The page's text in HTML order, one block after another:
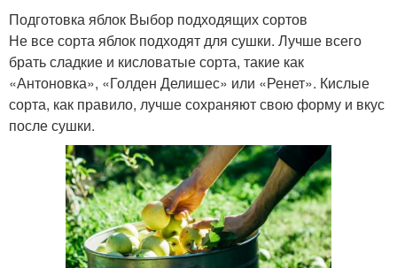
Подготовка яблок Выбор подходящих сортов
Не все сорта яблок подходят для сушки. Лучше всего
брать сладкие и кисловатые сорта, такие как
«Антоновка», «Голден Делишес» или «Ренет». Кислые
сорта, как правило, лучше сохраняют свою форму и вкус
после сушки.